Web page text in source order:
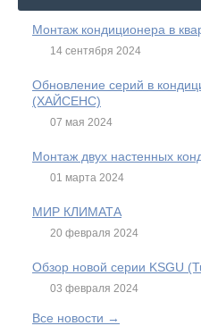
Монтаж кондиционера в
14 сентября 2024
Обновление серий в
(ХАЙСЕНС)
07 мая 2024
Монтаж двух настенных
01 марта 2024
МИР КЛИМАТА
20 февраля 2024
Обзор новой серии KSGU
03 февраля 2024
Все новости →